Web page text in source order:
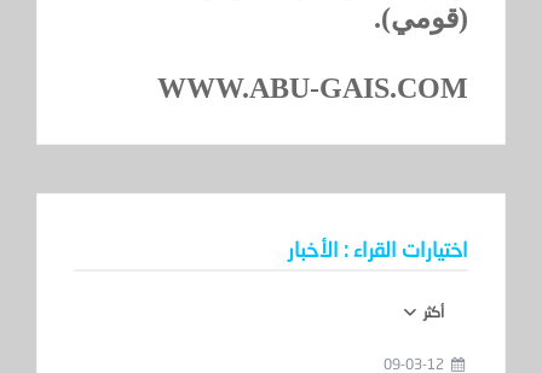
(قومي).
WWW.ABU-GAIS.COM
اختيارات القراء : الأخبار
أكثر